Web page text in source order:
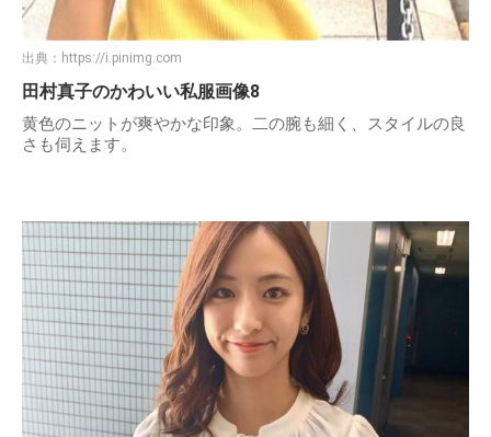
出典： https://i.pinimg.com
田村真子のかわいい私服画像8
黄色のニットが爽やかな印象。二の腕も細く、スタイルの良
さも伺えます。